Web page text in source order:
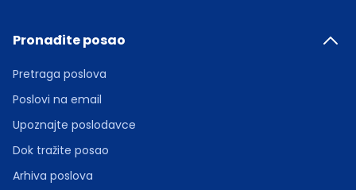
Pronađite posao
Pretraga poslova
Poslovi na email
Upoznajte poslodavce
Dok tražite posao
Arhiva poslova